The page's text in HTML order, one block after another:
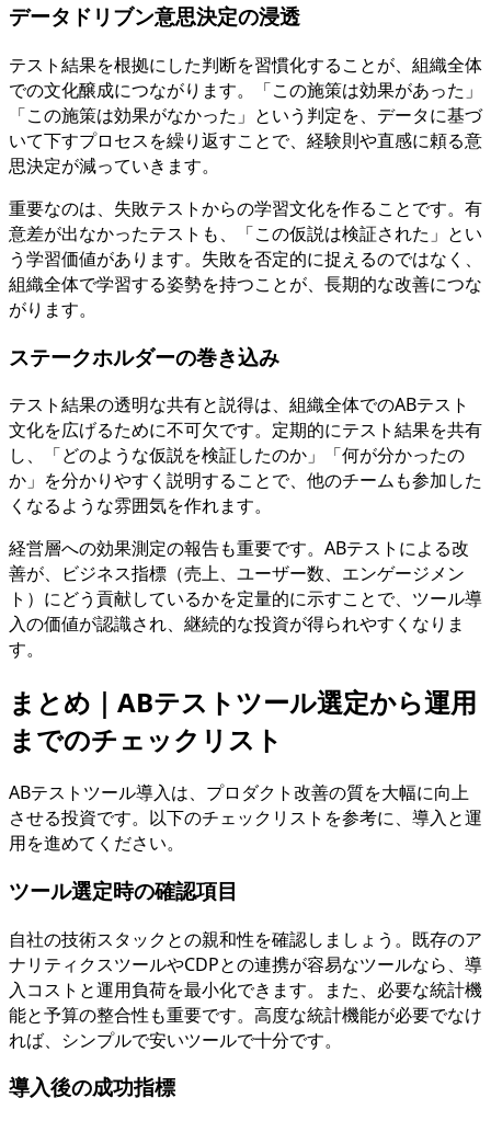
データドリブン意思決定の浸透
テスト結果を根拠にした判断を習慣化することが、組織全体
での文化醸成につながります。「この施策は効果があった」
「この施策は効果がなかった」という判定を、データに基づ
いて下すプロセスを繰り返すことで、経験則や直感に頼る意
思決定が減っていきます。
重要なのは、失敗テストからの学習文化を作ることです。有
意差が出なかったテストも、「この仮説は検証された」とい
う学習価値があります。失敗を否定的に捉えるのではなく、
組織全体で学習する姿勢を持つことが、長期的な改善につな
がります。
ステークホルダーの巻き込み
テスト結果の透明な共有と説得は、組織全体でのABテスト
文化を広げるために不可欠です。定期的にテスト結果を共有
し、「どのような仮説を検証したのか」「何が分かったの
か」を分かりやすく説明することで、他のチームも参加した
くなるような雰囲気を作れます。
経営層への効果測定の報告も重要です。ABテストによる改
善が、ビジネス指標（売上、ユーザー数、エンゲージメン
ト）にどう貢献しているかを定量的に示すことで、ツール導
入の価値が認識され、継続的な投資が得られやすくなりま
す。
まとめ｜ABテストツール選定から運用
までのチェックリスト
ABテストツール導入は、プロダクト改善の質を大幅に向上
させる投資です。以下のチェックリストを参考に、導入と運
用を進めてください。
ツール選定時の確認項目
自社の技術スタックとの親和性を確認しましょう。既存のア
ナリティクスツールやCDPとの連携が容易なツールなら、導
入コストと運用負荷を最小化できます。また、必要な統計機
能と予算の整合性も重要です。高度な統計機能が必要でなけ
れば、シンプルで安いツールで十分です。
導入後の成功指標